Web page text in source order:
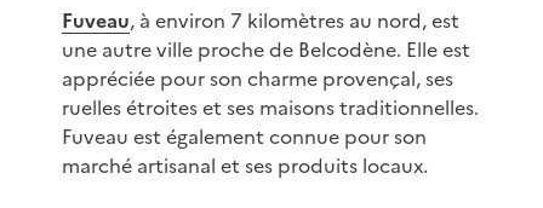
Fuveau, à environ 7 kilomètres au nord, est
une autre ville proche de Belcodène. Elle est
appréciée pour son charme provençal, ses
ruelles étroites et ses maisons traditionnelles.
Fuveau est également connue pour son
marché artisanal et ses produits locaux.